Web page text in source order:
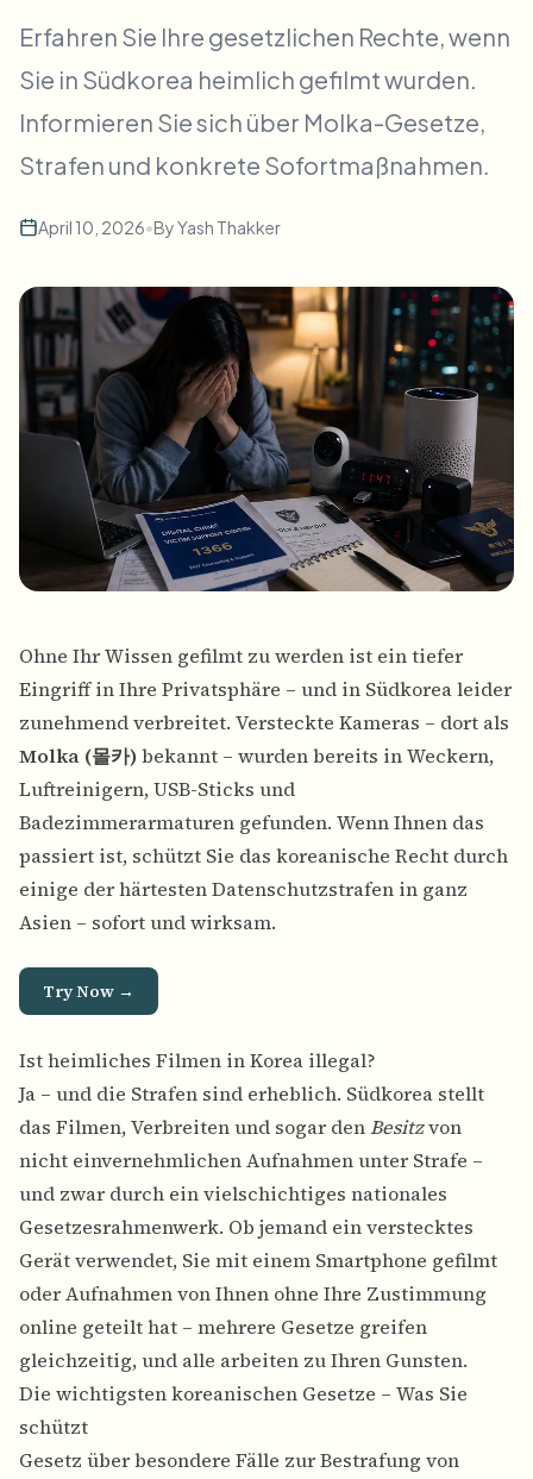
Gesichtstausch - Video
Video-Intelligenz
Viele Videos auf einmal bearbeiten
Massen-Gesichtsweichzeichnung
Hochdurchsatz-Pipelines
Enterprise-Zonen, Richtlinien und Überprüfung
API & SDK
Video-Intelligenz
Massen-Hintergrundentfernung
Erfahren Sie Ihre gesetzlichen Rechte, wenn
Sie in Südkorea heimlich gefilmt wurden.
Informieren Sie sich über Molka-Gesetze,
Strafen und konkrete Sofortmaßnahmen.
April 10, 2026•ByYash Thakker
Ohne Ihr Wissen gefilmt zu werden ist ein tiefer
Eingriff in Ihre Privatsphäre – und in Südkorea leider
zunehmend verbreitet. Versteckte Kameras – dort als
Molka (몰카) bekannt – wurden bereits in Weckern,
Luftreinigern, USB-Sticks und
Badezimmerarmaturen gefunden. Wenn Ihnen das
passiert ist, schützt Sie das koreanische Recht durch
einige der härtesten Datenschutzstrafen in ganz
Asien – sofort und wirksam.
Try Now →
Ist heimliches Filmen in Korea illegal?
Ja – und die Strafen sind erheblich. Südkorea stellt
das Filmen, Verbreiten und sogar denBesitzvon
nicht einvernehmlichen Aufnahmen unter Strafe –
und zwar durch ein vielschichtiges nationales
Gesetzesrahmenwerk. Ob jemand ein verstecktes
Gerät verwendet, Sie mit einem Smartphone gefilmt
oder Aufnahmen von Ihnen ohne Ihre Zustimmung
online geteilt hat – mehrere Gesetze greifen
gleichzeitig, und alle arbeiten zu Ihren Gunsten.
Die wichtigsten koreanischen Gesetze – Was Sie
schützt
Gesetz über besondere Fälle zur Bestrafung von